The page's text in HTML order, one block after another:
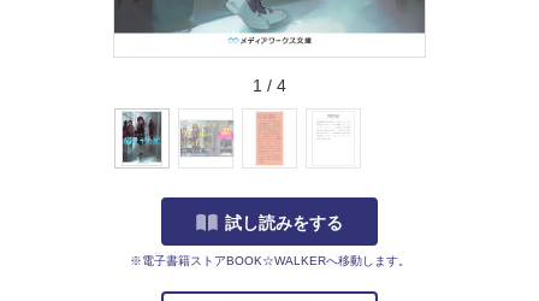
1 / 4
試し読みをする
※電子書籍ストアBOOK☆WALKERへ移動します。